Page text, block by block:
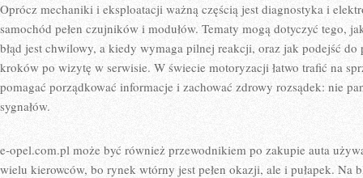
Oprócz mechaniki i eksploatacji ważną częścią jest diagnostyka i
samochód pełen czujników i modułów. Tematy mogą dotyczyć tego,
błąd jest chwilowy, a kiedy wymaga pilnej reakcji, oraz jak podejść do
kroków po wizytę w serwisie. W świecie motoryzacji łatwo trafić na
pomagać porządkować informacje i zachować zdrowy rozsądek: nie
sygnałów.
e-opel.com.pl może być również przewodnikiem po zakupie auta
wielu kierowców, bo rynek wtórny jest pełen okazji, ale i pułapek. Na